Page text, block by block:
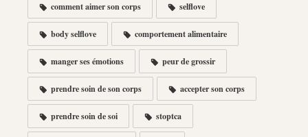
comment aimer son corps selflove
body selflove comportement alimentaire
manger ses émotions peur de grossir
prendre soin de son corps accepter son corps
prendre soin de soi stoptca